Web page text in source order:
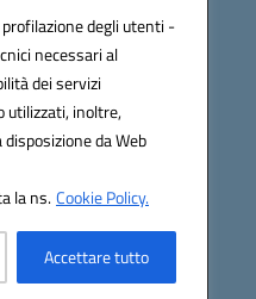
degli utenti -
necessari al
dei servizi
utilizzati, inoltre,
da Web
la ns.Cookie Policy.
Accettare tutto